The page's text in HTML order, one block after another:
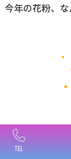
今年の花粉、